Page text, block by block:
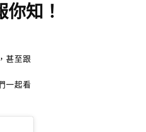
知！
甚至跟
一起看